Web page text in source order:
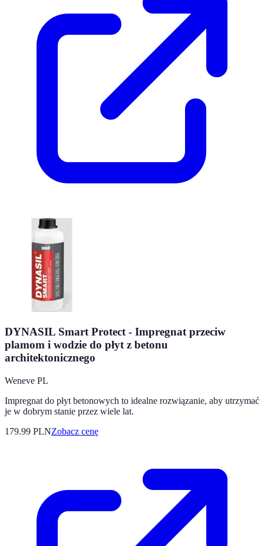
DYNASIL Smart Protect - Impregnat przeciw
plamom i wodzie do płyt z betonu
architektonicznego
Weneve PL
Impregnat do płyt betonowych to idealne rozwiązanie, aby utrzymać
je w dobrym stanie przez wiele lat.
179.99 PLNZobacz cenę